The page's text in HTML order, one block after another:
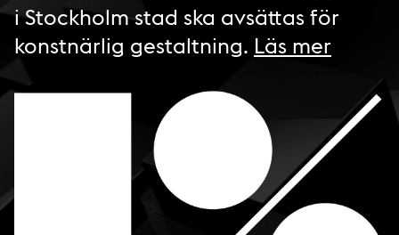
i Stockholm stad ska avsättas för
konstnärlig gestaltning. Läs mer